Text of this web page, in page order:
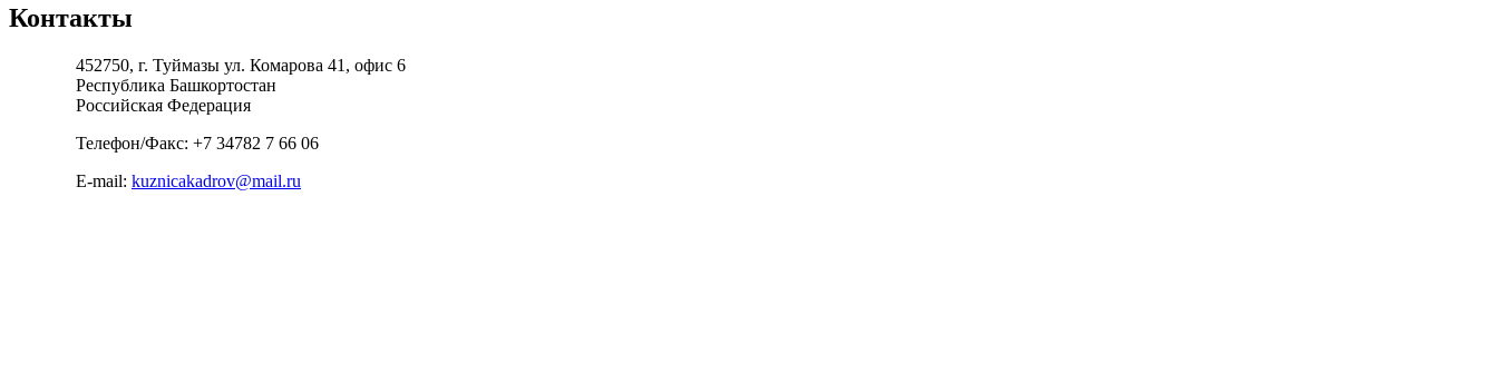
Контакты
452750, г. Туймазы ул. Комарова 41, офис 6
Республика Башкортостан
Российская Федерация
Телефон/Факс: +7 34782 7 66 06
E-mail: kuznicakadrov@mail.ru